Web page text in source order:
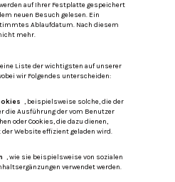
auf Ihrer Festplatte gespeichert
neuen Besuch gelesen. Ein
Ablaufdatum. Nach diesem
mehr.
Liste der wichtigsten auf unserer
wir Folgendes unterscheiden:
, beispielsweise solche, die der
die Ausführung der vom Benutzer
oder Cookies, die dazu dienen,
Website effizient geladen wird.
, wie sie beispielsweise von sozialen
verwendet werden.